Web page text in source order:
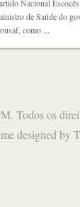
Nacional
de Saúde do
como ...
. Todos os
designed by